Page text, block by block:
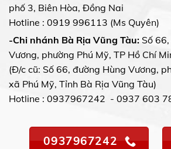
phố 3, Biên Hòa, Đồng Nai
Hotline : 0919 996113 (Ms Quyên)
-Chi nhánh Bà Rịa Vũng Tàu: Số
Vương, phường Phú Mỹ, TP Hồ Chí
(Đ/c cũ: Số 66, đường Hùng Vương,
xã Phú Mỹ, Tỉnh Bà Rịa Vũng Tàu)
Hotline : 0937967242 - 0937 603
0937967242